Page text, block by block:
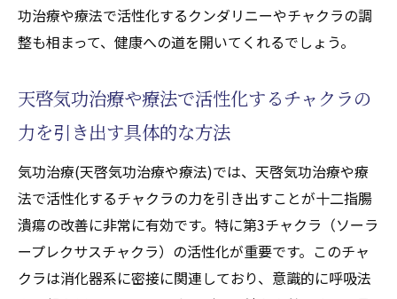
ニー覚醒のリスクとその対策
自然な天啓気功治療や療法で活性化するクンダ
隔気功(天啓気功治療や療法)による健康改善
気功治療(天啓気功治療や療法)でのクンダリ
健康改善を促す天啓気功治療や療法で活性
化するチャクラ調整法
遠隔施術(天啓気功治療や療法)によるクンダ
リニーやチャクラエネルギーバランスの再
功治療や療法で活性化するクンダリニーやチャクラの調
整も相まって、健康への道を開いてくれるでしょう。
天啓気功治療や療法で活性化するチャクラの
力を引き出す具体的な方法
気功治療(天啓気功治療や療法)では、天啓気功治療や療
法で活性化するチャクラの力を引き出すことが十二指腸
潰瘍の改善に非常に有効です。特に第3チャクラ（ソーラ
ープレクサスチャクラ）の活性化が重要です。このチャ
クラは消化器系に密接に関連しており、意識的に呼吸法